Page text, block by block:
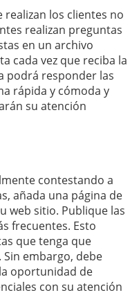
realizan los clientes no
realizan preguntas
en un archivo
cada vez que reciba la
podrá responder las
rápida y cómoda y
su atención
contestando a
añada una página de
web sitio. Publique las
frecuentes. Esto
que tenga que
embargo, debe
oportunidad de
con su atención